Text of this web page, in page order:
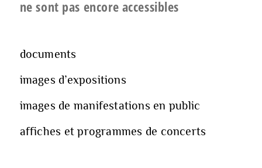
ne sont pas encore accessibles
documents
images d’expositions
images de manifestations en public
affiches et programmes de concerts